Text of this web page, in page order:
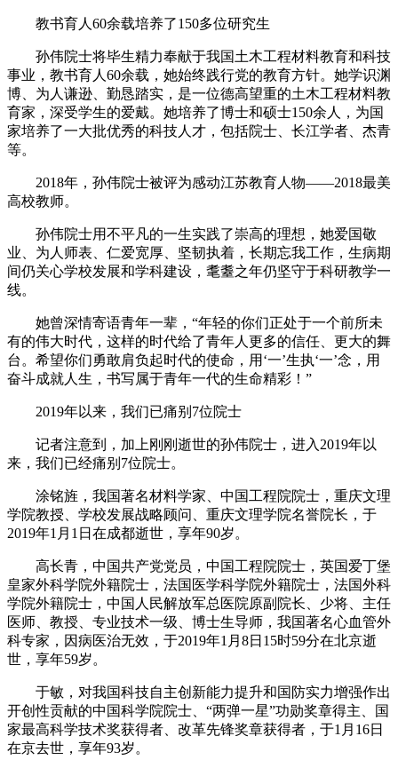
教书育人60余载培养了150多位研究生
孙伟院士将毕生精力奉献于我国土木工程材料教育和科技
事业，教书育人60余载，她始终践行党的教育方针。她学识渊
博、为人谦逊、勤恳踏实，是一位德高望重的土木工程材料教
育家，深受学生的爱戴。她培养了博士和硕士150余人，为国
家培养了一大批优秀的科技人才，包括院士、长江学者、杰青
等。
2018年，孙伟院士被评为感动江苏教育人物——2018最美
高校教师。
孙伟院士用不平凡的一生实践了崇高的理想，她爱国敬
业、为人师表、仁爱宽厚、坚韧执着，长期忘我工作，生病期
间仍关心学校发展和学科建设，耄耋之年仍坚守于科研教学一
线。
她曾深情寄语青年一辈，“年轻的你们正处于一个前所未
有的伟大时代，这样的时代给了青年人更多的信任、更大的舞
台。希望你们勇敢肩负起时代的使命，用‘一’生执‘一’念，用
奋斗成就人生，书写属于青年一代的生命精彩！”
2019年以来，我们已痛别7位院士
记者注意到，加上刚刚逝世的孙伟院士，进入2019年以
来，我们已经痛别7位院士。
涂铭旌，我国著名材料学家、中国工程院院士，重庆文理
学院教授、学校发展战略顾问、重庆文理学院名誉院长，于
2019年1月1日在成都逝世，享年90岁。
高长青，中国共产党党员，中国工程院院士，英国爱丁堡
皇家外科学院外籍院士，法国医学科学院外籍院士，法国外科
学院外籍院士，中国人民解放军总医院原副院长、少将、主任
医师、教授、专业技术一级、博士生导师，我国著名心血管外
科专家，因病医治无效，于2019年1月8日15时59分在北京逝
世，享年59岁。
于敏，对我国科技自主创新能力提升和国防实力增强作出
开创性贡献的中国科学院院士、“两弹一星”功勋奖章得主、国
家最高科学技术奖获得者、改革先锋奖章获得者，于1月16日
在京去世，享年93岁。